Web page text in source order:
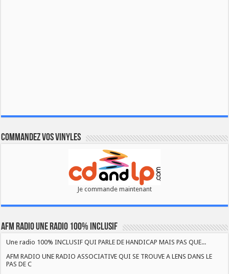
Commandez vos vinyles
Je commande maintenant
AFM RADIO UNE RADIO 100% INCLUSIF
Une radio 100% INCLUSIF QUI PARLE DE HANDICAP MAIS PAS QUE...
AFM RADIO UNE RADIO ASSOCIATIVE QUI SE TROUVE A LENS DANS LE
PAS DE C